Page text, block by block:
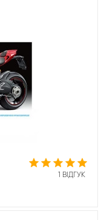
1 ВІДГУК